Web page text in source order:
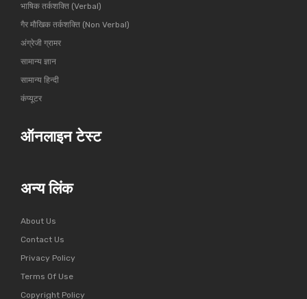
भाषिक तर्कशक्ति (Verbal)
गैर मौखिक तर्कशक्ति (Non Verbal)
अंग्रेजी ग्रामर
सामान्य ज्ञान
सामान्य हिन्दी
कंप्यूटर
ऑनलाइन टेस्ट
अन्य लिंक
About Us
Contact Us
Privacy Policy
Terms Of Use
Copyright Policy